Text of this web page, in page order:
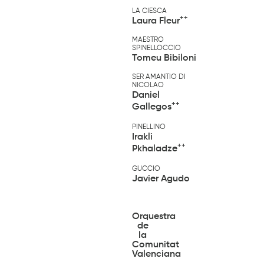
LA CIESCA
Laura Fleur++
MAESTRO
SPINELLOCCIO
Tomeu Bibiloni
SER AMANTIO DI
NICOLAO
Daniel
Gallegos++
PINELLINO
Irakli
Pkhaladze++
GUCCIO
Javier Agudo
Orquestra
de
la
Comunitat
Valenciana